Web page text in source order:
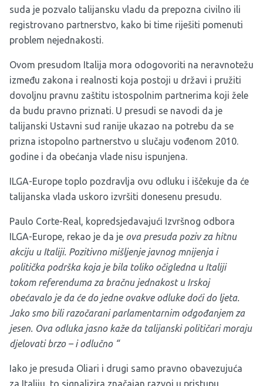
suda je pozvalo talijansku vladu da prepozna civilno ili
registrovano partnerstvo, kako bi time riješiti pomenuti
problem nejednakosti.
Ovom presudom Italija mora odogovoriti na neravnotežu
između zakona i realnosti koja postoji u državi i pružiti
dovoljnu pravnu zaštitu istospolnim partnerima koji žele
da budu pravno priznati. U presudi se navodi da je
talijanski Ustavni sud ranije ukazao na potrebu da se
prizna istopolno partnerstvo u slučaju vođenom 2010.
godine i da obećanja vlade nisu ispunjena.
ILGA-Europe toplo pozdravlja ovu odluku i iščekuje da će
talijanska vlada uskoro izvršiti donesenu presudu.
Paulo Corte-Real, kopredsjedavajući Izvršnog odbora
ILGA-Europe, rekao je da je ova presuda poziv za hitnu
akciju u Italiji. Pozitivno mišljenje javnog mnijenja i
politička podrška koja je bila toliko očigledna u Italiji
tokom referenduma za bračnu jednakost u Irskoj
obećavalo je da će do jedne ovakve odluke doći do ljeta.
Jako smo bili razočarani parlamentarnim odgođanjem za
jesen. Ova odluka jasno kaže da talijanski političari moraju
djelovati brzo – i odlučno “
Iako je presuda Oliari i drugi samo pravno obavezujuća
za Italiju, to signalizira značajan razvoj u pristupu